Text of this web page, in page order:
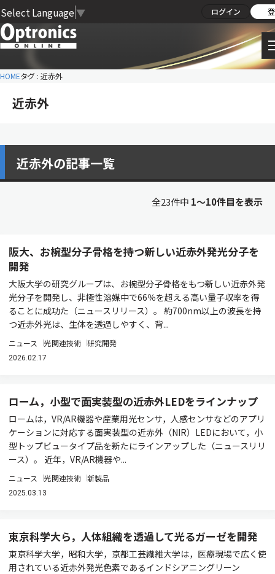
Select Language ▼ ログイン
HOMEタグ : 近赤外
近赤外
近赤外の記事一覧
全23件中 1〜10件目を表示
阪大、お椀型分子骨格を持つ新しい近赤外発光分子を
開発
大阪大学の研究グループは、お椀型分子骨格をもつ新しい近赤外発
光分子を開発し、非極性溶媒中で66％を超える高い量子収率を得
ることに成功た（ニュースリリース）。 約700nm以上の波長を持
つ近赤外光は、生体を透過しやすく、背...
ニュース 光関連技術 研究開発
2026.02.17
ローム，小型で面実装型の近赤外LEDをラインナップ
ロームは，VR/AR機器や産業用光センサ，人感センサなどのアプリ
ケーションに対応する面実装型の近赤外（NIR）LEDにおいて，小
型トップビュータイプ品を新たにラインアップした（ニュースリリ
ース）。 近年，VR/AR機器や...
ニュース 光関連技術 新製品
2025.03.13
東京科学大ら，人体組織を透過して光るガーゼを開発
東京科学大学，昭和大学，京都工芸繊維大学は，医療現場で広く使
用されている近赤外発光色素であるインドシアニングリーン